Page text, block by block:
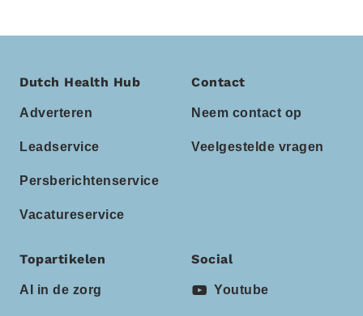
Dutch Health Hub
Adverteren
Leadservice
Persberichtenservice
Vacatureservice
Contact
Neem contact op
Veelgestelde vragen
Topartikelen
AI in de zorg
Social
Youtube